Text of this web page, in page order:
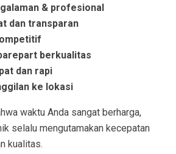
& profesional
dan transparan
berkualitas
dan rapi
ke lokasi
waktu Anda sangat berharga,
selalu mengutamakan kecepatan
kualitas.